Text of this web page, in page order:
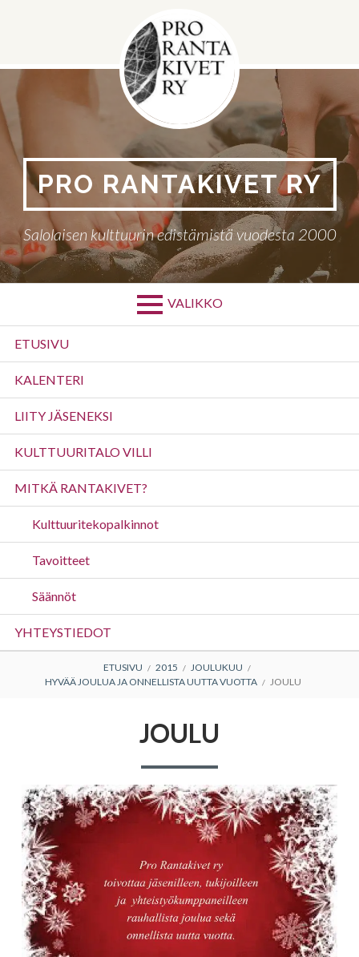
PRO RANTAKIVET RY
Salolaisen kulttuurin edistämistä vuodesta 2000
VALIKKO
Ensisijainen
valikko
ETUSIVU
KALENTERI
LIITY JÄSENEKSI
KULTTUURITALO VILLI
MITKÄ RANTAKIVET?
Kulttuuritekopalkinnot
Tavoitteet
Säännöt
YHTEYSTIEDOT
MURUPOLKU
ETUSIVU 2015
JOULUKUU
HYVÄÄ JOULUA JA ONNELLISTA UUTTA VUOTTA
JOULU
JOULU